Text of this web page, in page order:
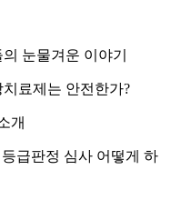
눈물겨운 이야기
료제는 안전한가?
개
급판정 심사 어떻게 하